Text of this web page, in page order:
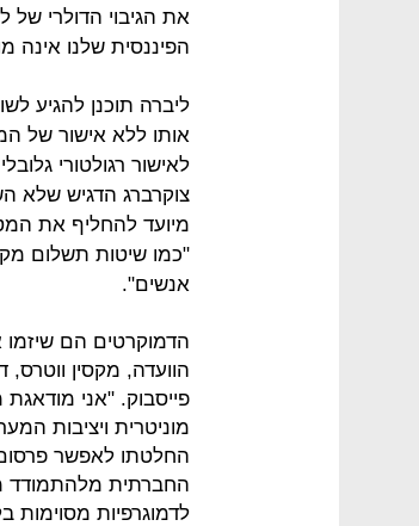
את הגיבוי הדולרי
הפיננסית שלנו אינה
ליברה תוכנן להגיע
אותו ללא אישור של
לאישור רגולטורי
צוקרברג הדגיש שלא
מיועד להחליף את
"כמו שיטות תשלום
אנשים".
הדמוקרטים הם שיזמו
הוועדה, מקסין
פייסבוק. "אני מודאגת
מוניטרית ויציבות
החלטתו לאפשר
החברתית מלהתמודד
לדמוגרפיות